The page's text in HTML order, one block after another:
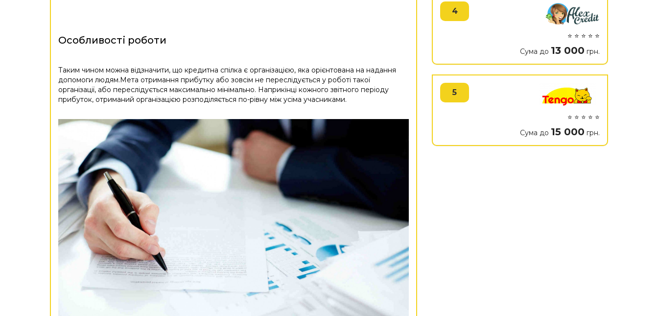
Особливості роботи
Таким чином можна відзначити, що кредитна спілка є організацією, яка орієнтована на надання
допомоги людям.Мета отримання прибутку або зовсім не переслідується у роботі такої
організації, або переслідується максимально мінімально. Наприкінці кожного звітного періоду
прибуток, отриманий організацією розподіляється по-рівну між усіма учасниками.
4
⭐ ⭐ ⭐ ⭐ ⭐
Сума до 13 000 грн.
5
⭐ ⭐ ⭐ ⭐ ⭐
Сума до 15 000 грн.